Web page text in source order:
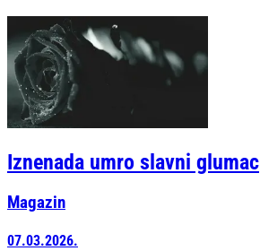
Iznenada umro slavni glumac
Magazin
07.03.2026.